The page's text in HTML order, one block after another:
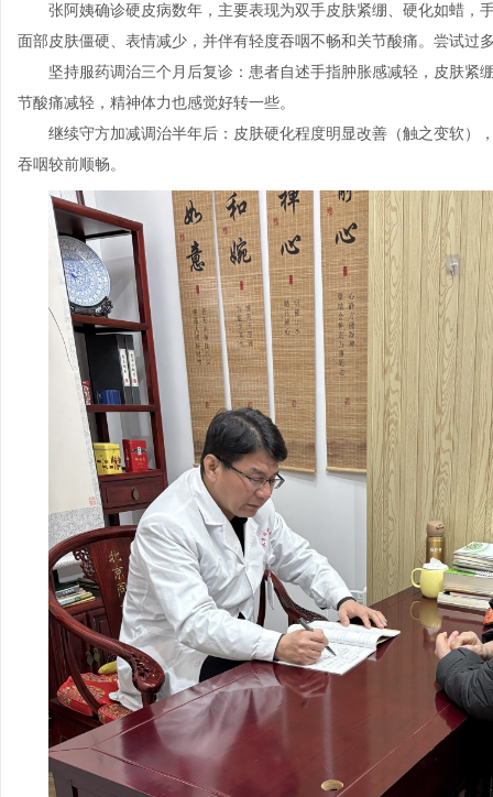
张阿姨确诊硬皮病数年，主要表现为双手皮肤紧绷、硬化如蜡，
面部皮肤僵硬、表情减少，并伴有轻度吞咽不畅和关节酸痛。尝试过
坚持服药调治三个月后复诊：患者自述手指肿胀感减轻，皮肤
节酸痛减轻，精神体力也感觉好转一些。
继续守方加减调治半年后：皮肤硬化程度明显改善（触之变软）
吞咽较前顺畅。